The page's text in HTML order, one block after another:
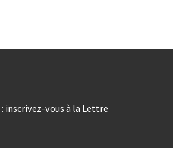
inscrivez-vous à la Lettre